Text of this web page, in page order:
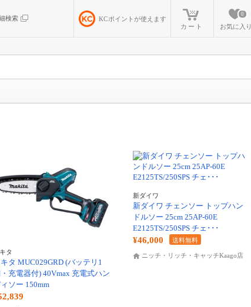
検索 KCポイントが使えます
カート
お気に入り
0
タ
タ MUC029GRD (バッテリ1
充電器付) 40Vmax 充電式ハン
ソー 150mm
新ダイワ
新ダイワ チェンソー トップハン
ドルソー 25cm 25AP-60E
E2125TS/250SPS チェ･･･
¥46,000 送料無料
ニッチ・リッチ・キャッチKaago店